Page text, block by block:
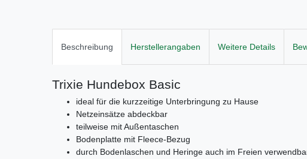
Beschreibung Herstellerangaben Weitere Details
Trixie Hundebox Basic
ideal für die kurzzeitige Unterbringung zu Hause
Netzeinsätze abdeckbar
teilweise mit Außentaschen
Bodenplatte mit Fleece-Bezug
durch Bodenlaschen und Heringe auch im Freien